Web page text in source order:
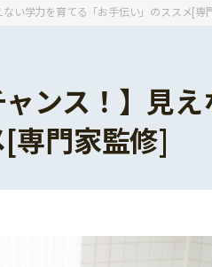
ない学力を育てる「お手伝い」のススメ[専
ンス！】見
専門家監修]